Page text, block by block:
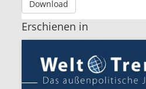
Download
Erschienen in